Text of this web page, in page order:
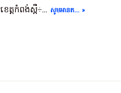
ខេត្តកំពង់ស្ពឺ÷... សូមអានត... »